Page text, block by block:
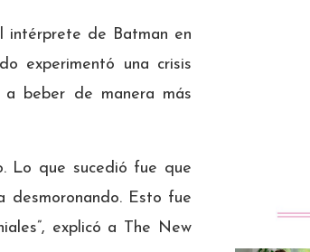
intérprete de Batman en
experimentó una crisis
beber de manera más
Lo que sucedió fue que
desmoronando. Esto fue
explicó a The New